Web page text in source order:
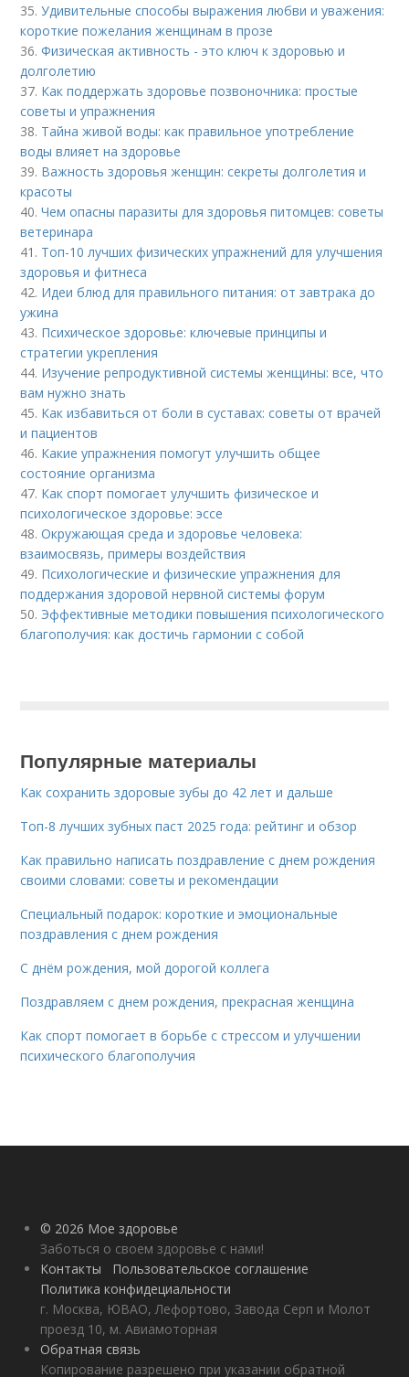
35.Удивительные способы выражения любви и уважения:
короткие пожелания женщинам в прозе
36.Физическая активность - это ключ к здоровью и
долголетию
37. Как поддержать здоровье позвоночника: простые
советы и упражнения
38. Тайна живой воды: как правильное употребление
воды влияет на здоровье
39. Важность здоровья женщин: секреты долголетия и
красоты
40.Чем опасны паразиты для здоровья питомцев: советы
ветеринара
41. Топ-10 лучших физических упражнений для улучшения
здоровья и фитнеса
42. Идеи блюд для правильного питания: от завтрака до
ужина
43. Психическое здоровье: ключевые принципы и
стратегии укрепления
44. Изучение репродуктивной системы женщины: все, что
вам нужно знать
45. Как избавиться от боли в суставах: советы от врачей
и пациентов
46. Какие упражнения помогут улучшить общее
состояние организма
47. Как спорт помогает улучшить физическое и
психологическое здоровье: эссе
48.Окружающая среда и здоровье человека:
взаимосвязь, примеры воздействия
49. Психологические и физические упражнения для
поддержания здоровой нервной системы форум
50. Эффективные методики повышения психологического
благополучия: как достичь гармонии с собой
Популярные материалы
Как сохранить здоровые зубы до 42 лет и дальше
Топ-8 лучших зубных паст 2025 года: рейтинг и обзор
Как правильно написать поздравление с днем рождения
своими словами: советы и рекомендации
Специальный подарок: короткие и эмоциональные
поздравления с днем рождения
С днём рождения, мой дорогой коллега
Поздравляем с днем рождения, прекрасная женщина
Как спорт помогает в борьбе с стрессом и улучшении
психического благополучия
© 2026 Мое здоровье
Заботься о своем здоровье с нами!
Контакты
Пользовательское соглашение
Политика конфидециальности
г. Москва, ЮВАО, Лефортово, Завода Серп и Молот
проезд 10, м. Авиамоторная
Обратная связь
Копирование разрешено при указании обратной